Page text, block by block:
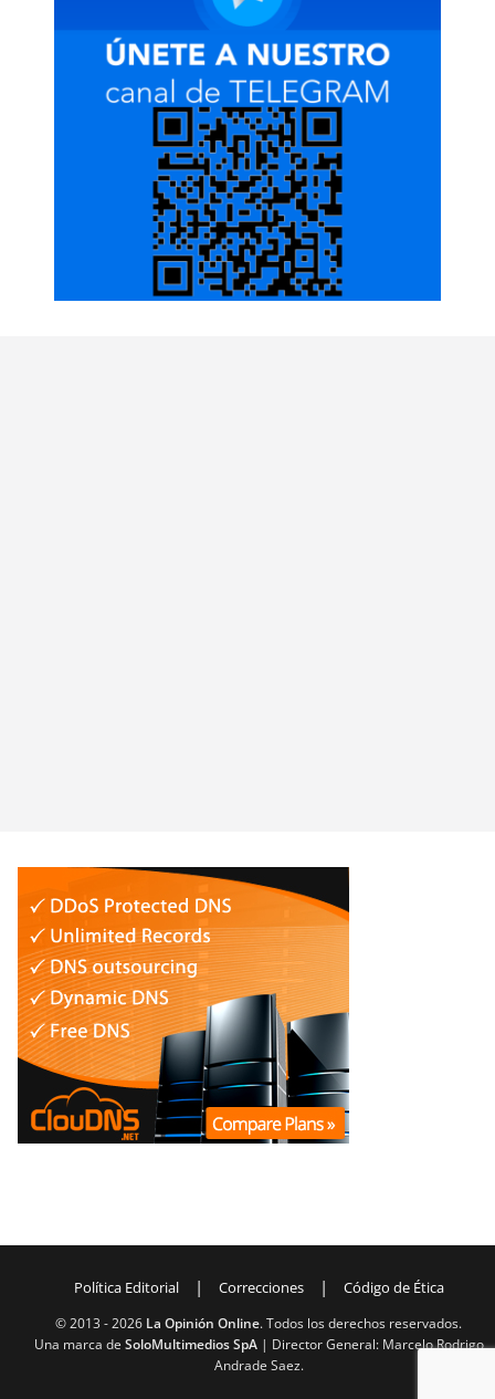
Política Editorial | Correcciones | Código de Ética
© 2013 -2026 La Opinión Online. Todos los derechos reservados.
Una marca de SoloMultimedios SpA| Director General: Marcelo Rodrigo
Andrade Saez.